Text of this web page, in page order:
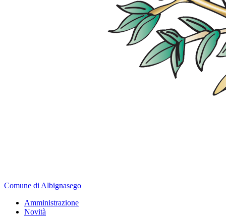
Comune di Albignasego
Amministrazione
Novità